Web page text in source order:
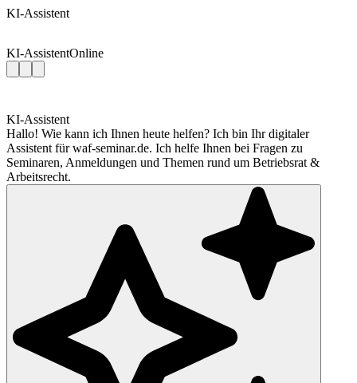
KI-Assistent
KI-AssistentOnline
KI-Assistent
Hallo! Wie kann ich Ihnen heute helfen? Ich bin Ihr digitaler
Assistent für waf-seminar.de. Ich helfe Ihnen bei Fragen zu
Seminaren, Anmeldungen und Themen rund um Betriebsrat &
Arbeitsrecht.